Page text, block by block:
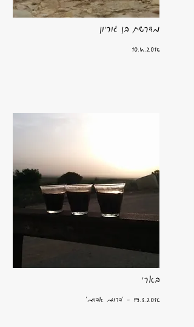
מדרשת בן גוריון
10.4.2016
בארי
19.3.2016 - 'דרום אדום'